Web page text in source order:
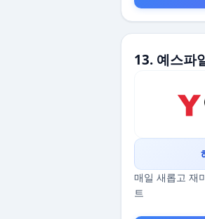
13. 예스파
매일 새롭고 재
트